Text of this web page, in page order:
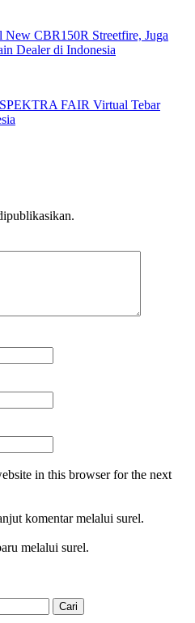
CBR150R Streetfire, Juga
Dealer di Indonesia
FAIR Virtual Tebar
in this browser for the next
komentar melalui surel.
melalui surel.